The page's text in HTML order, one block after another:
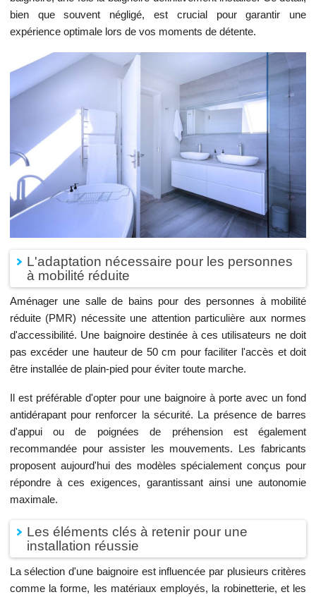
bien que souvent négligé, est crucial pour garantir une
expérience optimale lors de vos moments de détente.
L'adaptation nécessaire pour les personnes
à mobilité réduite
Aménager une salle de bains pour des personnes à mobilité
réduite (PMR) nécessite une attention particulière aux normes
d'accessibilité. Une baignoire destinée à ces utilisateurs ne doit
pas excéder une hauteur de 50 cm pour faciliter l'accès et doit
être installée de plain-pied pour éviter toute marche.
Il est préférable d'opter pour une baignoire à porte avec un fond
antidérapant pour renforcer la sécurité. La présence de barres
d'appui ou de poignées de préhension est également
recommandée pour assister les mouvements. Les fabricants
proposent aujourd'hui des modèles spécialement conçus pour
répondre à ces exigences, garantissant ainsi une autonomie
maximale.
Les éléments clés à retenir pour une
installation réussie
La sélection d'une baignoire est influencée par plusieurs critères
comme la forme, les matériaux employés, la robinetterie, et les